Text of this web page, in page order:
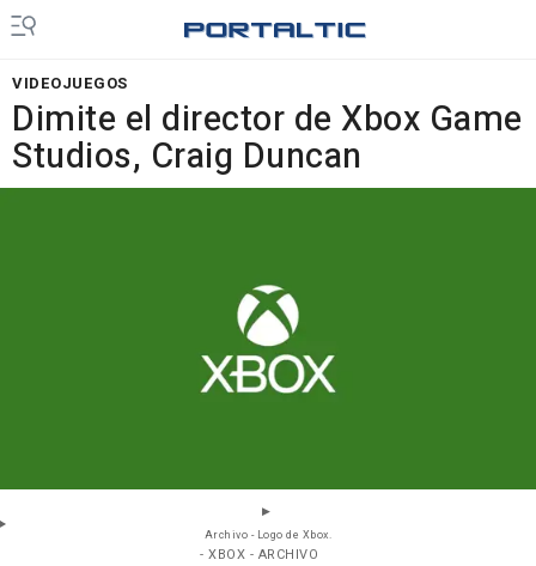
VIDEOJUEGOS
Dimite el director de Xbox Game
Studios, Craig Duncan
Archivo - Logo de Xbox.
- XBOX - ARCHIVO